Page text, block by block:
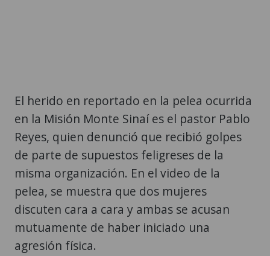
El herido en reportado en la pelea ocurrida
en la Misión Monte Sinaí es el pastor Pablo
Reyes, quien denunció que recibió golpes
de parte de supuestos feligreses de la
misma organización. En el video de la
pelea, se muestra que dos mujeres
discuten cara a cara y ambas se acusan
mutuamente de haber iniciado una
agresión física.